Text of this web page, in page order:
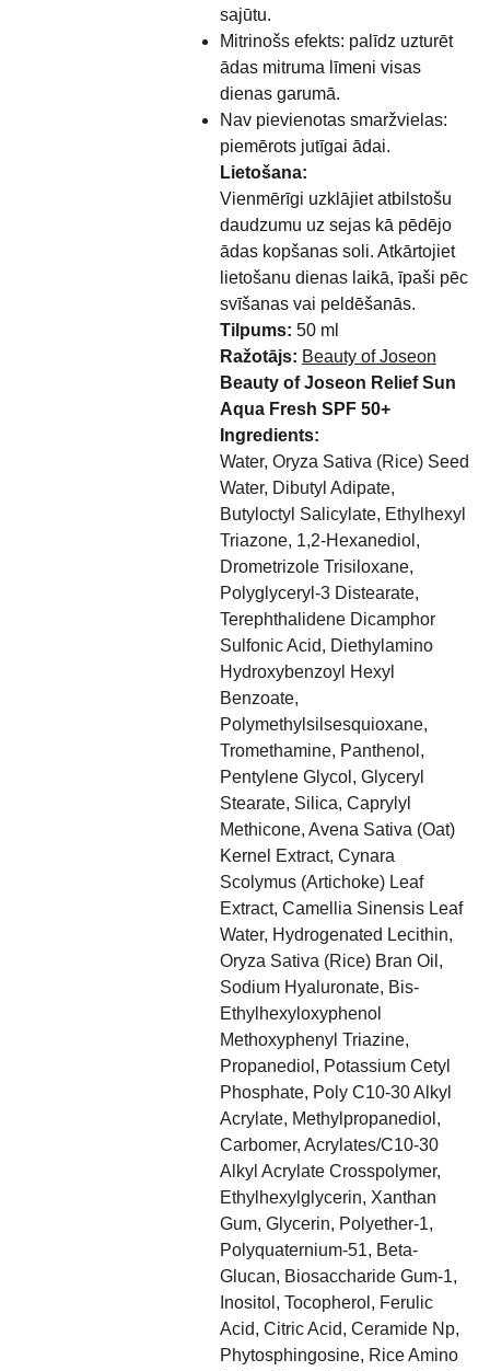
sajūtu.
Mitrinošs efekts: palīdz uzturēt
ādas mitruma līmeni visas
dienas garumā.
Nav pievienotas smaržvielas:
piemērots jutīgai ādai.
Lietošana:
Vienmērīgi uzklājiet atbilstošu
daudzumu uz sejas kā pēdējo
ādas kopšanas soli. Atkārtojiet
lietošanu dienas laikā, īpaši pēc
svīšanas vai peldēšanās.
Tilpums: 50 ml
Ražotājs: Beauty of Joseon
Beauty of Joseon Relief Sun
Aqua Fresh SPF 50+
Ingredients:
Water, Oryza Sativa (Rice) Seed
Water, Dibutyl Adipate,
Butyloctyl Salicylate, Ethylhexyl
Triazone, 1,2-Hexanediol,
Drometrizole Trisiloxane,
Polyglyceryl-3 Distearate,
Terephthalidene Dicamphor
Sulfonic Acid, Diethylamino
Hydroxybenzoyl Hexyl
Benzoate,
Polymethylsilsesquioxane,
Tromethamine, Panthenol,
Pentylene Glycol, Glyceryl
Stearate, Silica, Caprylyl
Methicone, Avena Sativa (Oat)
Kernel Extract, Cynara
Scolymus (Artichoke) Leaf
Extract, Camellia Sinensis Leaf
Water, Hydrogenated Lecithin,
Oryza Sativa (Rice) Bran Oil,
Sodium Hyaluronate, Bis-
Ethylhexyloxyphenol
Methoxyphenyl Triazine,
Propanediol, Potassium Cetyl
Phosphate, Poly C10-30 Alkyl
Acrylate, Methylpropanediol,
Carbomer, Acrylates/C10-30
Alkyl Acrylate Crosspolymer,
Ethylhexylglycerin, Xanthan
Gum, Glycerin, Polyether-1,
Polyquaternium-51, Beta-
Glucan, Biosaccharide Gum-1,
Inositol, Tocopherol, Ferulic
Acid, Citric Acid, Ceramide Np,
Phytosphingosine, Rice Amino